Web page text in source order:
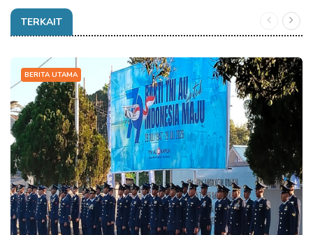
TERKAIT
BERITA UTAMA